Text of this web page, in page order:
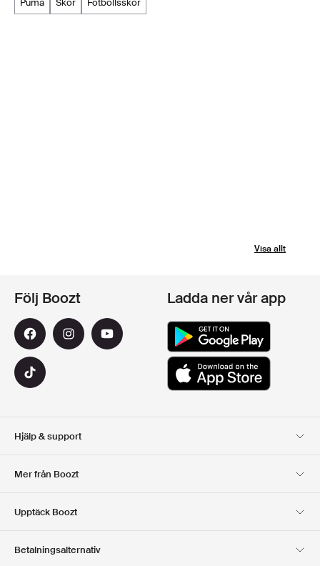
puma skor fotbollsskor
Visa allt
Hjälp & support
Mer från Boozt
Club Boozt
Upptäck Boozt
Följ Boozt Ladda ner vår app
Betalningsalternativ